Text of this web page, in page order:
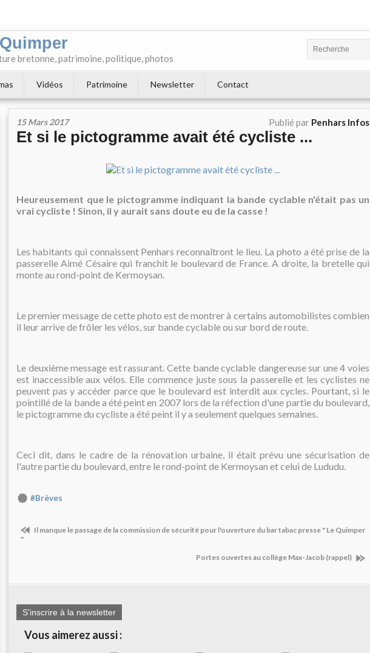
bretonne, patrimoine, politique, photos
Vidéos Patrimoine Newsletter Contact
15 Mars 2017 Publié par Penhars Infos
Et si le pictogramme avait été cycliste ...
Heureusement que le pictogramme indiquant la bande cyclable n'était pas un
vrai cycliste ! Sinon, il y aurait sans doute eu de la casse !
Les habitants qui connaissent Penhars reconnaîtront le lieu. La photo a été prise de la
passerelle Aimé Césaire qui franchit le boulevard de France. A droite, la bretelle qui
monte au rond-point de Kermoysan.
Le premier message de cette photo est de montrer à certains automobilistes combien
il leur arrive de frôler les vélos, sur bande cyclable ou sur bord de route.
Le deuxième message est rassurant. Cette bande cyclable dangereuse sur une 4 voies
est inaccessible aux vélos. Elle commence juste sous la passerelle et les cyclistes ne
peuvent pas y accéder parce que le boulevard est interdit aux cycles. Pourtant, si le
pointillé de la bande a été peint en 2007 lors de la réfection d'une partie du boulevard,
le pictogramme du cycliste a été peint il y a seulement quelques semaines.
Ceci dit, dans le cadre de la rénovation urbaine, il était prévu une sécurisation de
l'autre partie du boulevard, entre le rond-point de Kermoysan et celui de Lududu.
#Brèves
Il manque le passage de la commission de sécurité pour l'ouverture du bar tabac presse " Le Quimper
"
Portes ouvertes au collège Max-Jacob (rappel)
S'inscrire à la newsletter
Vous aimerez aussi :